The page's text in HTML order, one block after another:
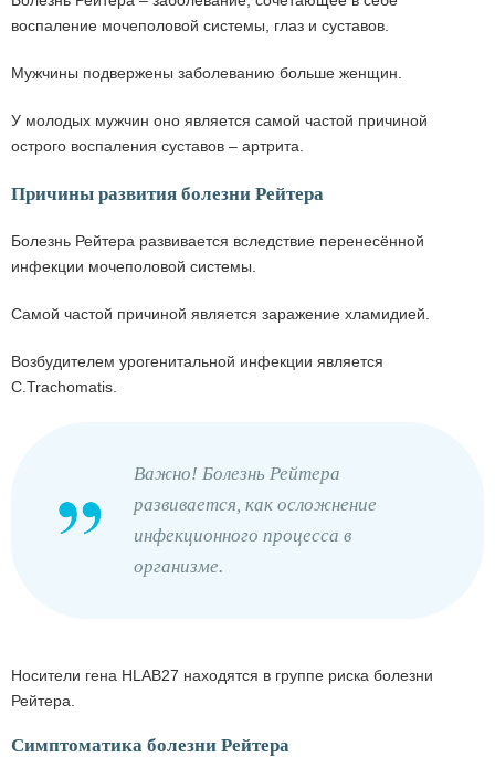
воспаление мочеполовой системы, глаз и суставов.
Мужчины подвержены заболеванию больше женщин.
У молодых мужчин оно является самой частой причиной
острого воспаления суставов – артрита.
Причины развития болезни Рейтера
Болезнь Рейтера развивается вследствие перенесённой
инфекции мочеполовой системы.
Самой частой причиной является заражение хламидией.
Возбудителем урогенитальной инфекции является
C.Trachomatis.
Важно! Болезнь Рейтера
развивается, как осложнение
инфекционного процесса в
организме.
Носители гена HLAB27 находятся в группе риска болезни
Рейтера.
Симптоматика болезни Рейтера